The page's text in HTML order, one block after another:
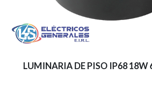
LUMINARIA DE PISO IP68 18W